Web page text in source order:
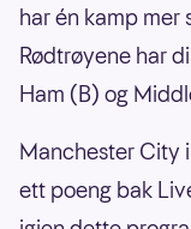
har én kamp mer
Rødtrøyene har
Ham (B) og
Manchester City
ett poeng bak